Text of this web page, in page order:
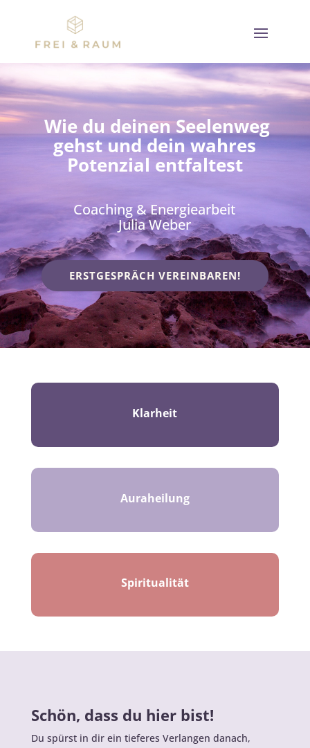
Wie du deinen Seelenweg
gehst und dein wahres
Potenzial entfaltest
Coaching & Energiearbeit
Julia Weber
ERSTGESPRÄCH VEREINBAREN!
Klarheit
Auraheilung
Spiritualität
Schön, dass du hier bist!
Du spürst in dir ein tieferes Verlangen danach,